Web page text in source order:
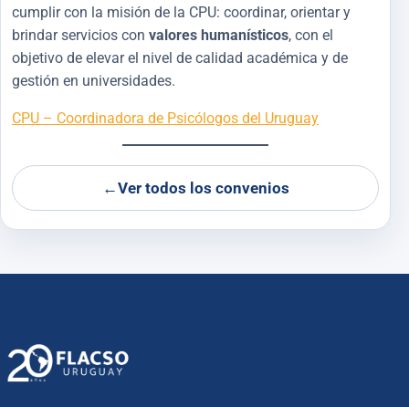
cumplir con la misión de la CPU: coordinar, orientar y
brindar servicios con valores humanísticos, con el
objetivo de elevar el nivel de calidad académica y de
gestión en universidades.
CPU – Coordinadora de Psicólogos del Uruguay
←Ver todos los convenios